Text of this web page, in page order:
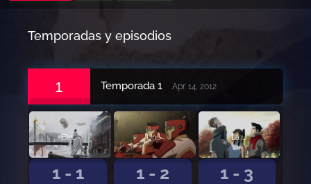
Temporadas y episodios
1 Temporada 1 Apr. 14, 2012
1 - 1
Bienvenida a Ciudad República
1 - 2
Una Hoja en el Viento
1 - 3
La Revelación